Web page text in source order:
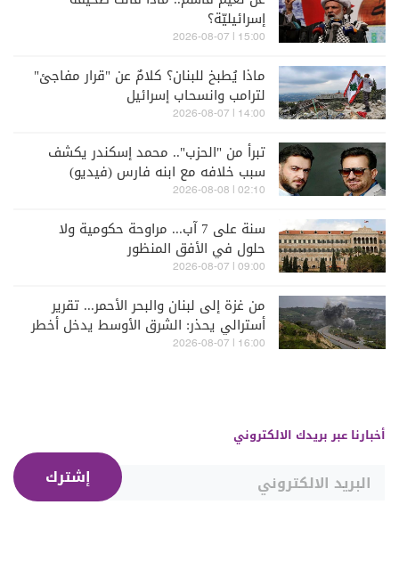
إسرائيليّة؟
15:00 | 2026-08-07
ماذا يُطبخ للبنان؟ كلامٌ عن "قرار مفاجئ"
لترامب وانسحاب إسرائيل
14:00 | 2026-08-07
تبرأ من "الحزب".. محمد إسكندر يكشف
سبب خلافه مع ابنه فارس (فيديو)
02:10 | 2026-08-08
سنة على 7 آب... مراوحة حكومية ولا
حلول في الأفق المنظور
09:00 | 2026-08-07
من غزة إلى لبنان والبحر الأحمر... تقرير
أسترالي يحذر: الشرق الأوسط يدخل أخطر
مراحله
16:00 | 2026-08-07
أخبارنا عبر بريدك الالكتروني
إشترك